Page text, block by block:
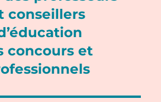
conseillers
concours et